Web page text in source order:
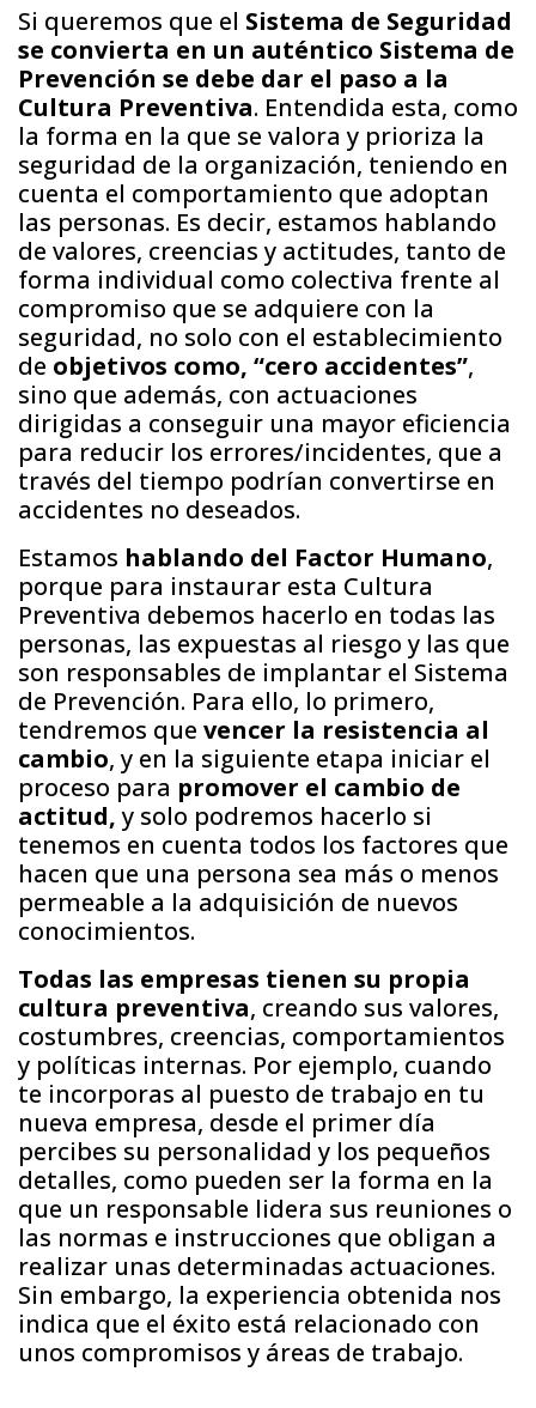
Si queremos que el Sistema de Seguridad
se convierta en un auténtico Sistema de
Prevención se debe dar el paso a la
Cultura Preventiva. Entendida esta, como
la forma en la que se valora y prioriza la
seguridad de la organización, teniendo en
cuenta el comportamiento que adoptan
las personas. Es decir, estamos hablando
de valores, creencias y actitudes, tanto de
forma individual como colectiva frente al
compromiso que se adquiere con la
seguridad, no solo con el establecimiento
de objetivos como, “cero accidentes”,
sino que además, con actuaciones
dirigidas a conseguir una mayor eficiencia
para reducir los errores/incidentes, que a
través del tiempo podrían convertirse en
accidentes no deseados.
Estamos hablando del Factor Humano,
porque para instaurar esta Cultura
Preventiva debemos hacerlo en todas las
personas, las expuestas al riesgo y las que
son responsables de implantar el Sistema
de Prevención. Para ello, lo primero,
tendremos que vencer la resistencia al
cambio, y en la siguiente etapa iniciar el
proceso para promover el cambio de
actitud,y solo podremos hacerlo si
tenemos en cuenta todos los factores que
hacen que una persona sea más o menos
permeable a la adquisición de nuevos
conocimientos.
Todas las empresas tienen su propia
cultura preventiva, creando sus valores,
costumbres, creencias, comportamientos
y políticas internas. Por ejemplo, cuando
te incorporas al puesto de trabajo en tu
nueva empresa, desde el primer día
percibes su personalidad y los pequeños
detalles, como pueden ser la forma en la
que un responsable lidera sus reuniones o
las normas e instrucciones que obligan a
realizar unas determinadas actuaciones.
Sin embargo, la experiencia obtenida nos
indica que el éxito está relacionado con
unos compromisos y áreas de trabajo.